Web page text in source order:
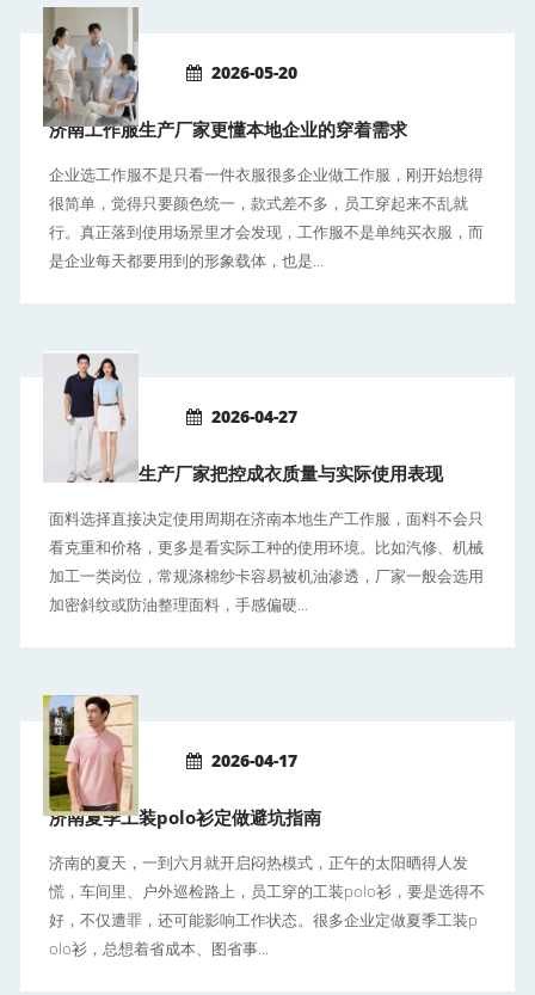
2026-05-20
济南工作服生产厂家更懂本地企业的穿着需求
企业选工作服不是只看一件衣服很多企业做工作服，刚开始想得
很简单，觉得只要颜色统一，款式差不多，员工穿起来不乱就
行。真正落到使用场景里才会发现，工作服不是单纯买衣服，而
是企业每天都要用到的形象载体，也是...
2026-04-27
济南工作服生产厂家把控成衣质量与实际使用表现
面料选择直接决定使用周期在济南本地生产工作服，面料不会只
看克重和价格，更多是看实际工种的使用环境。比如汽修、机械
加工一类岗位，常规涤棉纱卡容易被机油渗透，厂家一般会选用
加密斜纹或防油整理面料，手感偏硬...
2026-04-17
济南夏季工装polo衫定做避坑指南
济南的夏天，一到六月就开启闷热模式，正午的太阳晒得人发
慌，车间里、户外巡检路上，员工穿的工装polo衫，要是选得不
好，不仅遭罪，还可能影响工作状态。很多企业定做夏季工装p
olo衫，总想着省成本、图省事...